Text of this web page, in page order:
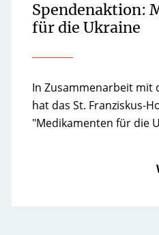
Spendenaktion:
für die Ukraine
In Zusammenarbeit mit
hat das St. Franziskus-
"Medikamenten für die